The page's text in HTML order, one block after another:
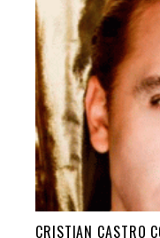
CRISTIAN CASTRO